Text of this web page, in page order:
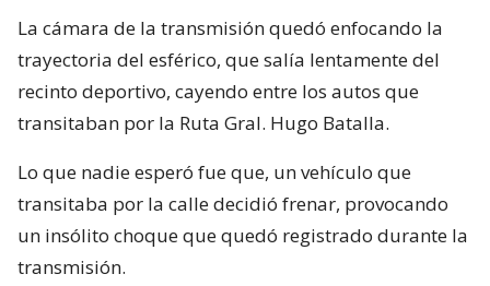
La cámara de la transmisión quedó enfocando la
trayectoria del esférico, que salía lentamente del
recinto deportivo, cayendo entre los autos que
transitaban por la Ruta Gral. Hugo Batalla.
Lo que nadie esperó fue que, un vehículo que
transitaba por la calle decidió frenar, provocando
un insólito choque que quedó registrado durante la
transmisión.